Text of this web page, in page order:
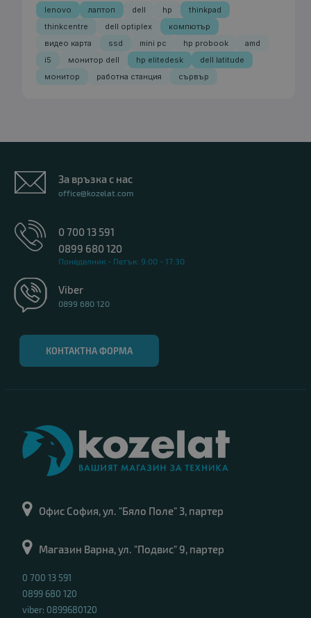
lenovo лаптоп dell hp
thinkpad
thinkcentre
dell optiplex
компютър
видео карта
ssd mini pc hp probook
amd
i5
монитор dell hp elitedesk
dell latitude
монитор
работна станция сървър
За връзка с нас
office@kozelat.com
0 700 13 591
0899 680 120
Понеделник - Петък: 9:00 - 17:30
Viber
0899 680 120
КОНТАКТНА ФОРМА
Офис София, ул. "Бяло Поле" 3, партер
Магазин Варна, ул. "Подвис" 9, партер
0 700 13 591
0899 680 120
viber: 0899680120